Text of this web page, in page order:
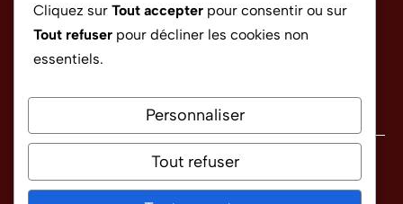
rapido.sponso@gmail.com
Politique de confidentialité
Conditions générales d'utilisation
Cliquez sur Tout accepter pour consentir ou sur
Tout refuser pour décliner les cookies non
essentiels.
Personnaliser
Tout refuser